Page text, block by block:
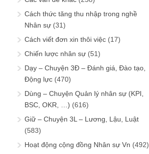
Cách thức tăng thu nhập trong nghề
Nhân sự (31)
Cách viết đơn xin thôi việc (17)
Chiến lược nhân sự (51)
Dạy – Chuyện 3Đ – Đánh giá, Đào tạo,
Động lực (470)
Dùng – Chuyện Quản lý nhân sự (KPI,
BSC, OKR, …) (616)
Giữ – Chuyện 3L – Lương, Lậu, Luật
(583)
Hoạt động cộng đồng Nhân sự Vn (492)